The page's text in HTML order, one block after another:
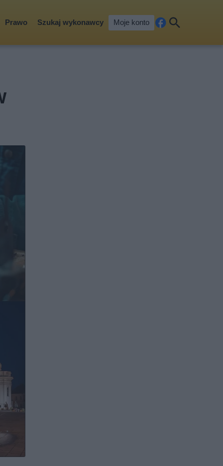
Prawo Szukaj wykonawcy Moje konto
cebkaj